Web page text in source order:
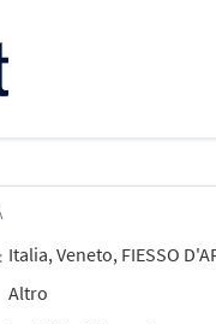
Italia,Veneto, FIESSO
Altro